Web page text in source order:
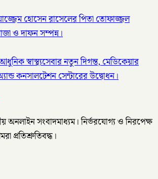
হোসেন রাসেলের পিতা তোফাজ্জল
ও দাফন সম্পন্ন।
স্বাস্থ্যসেবার নতুন দিগন্ত, মেডিকেয়ার
কনসালটেশন সেন্টারের উদ্বোধন।
অনলাইন সংবাদমাধ্যম। নির্ভরযোগ্য ও নিরপেক্ষ
প্রতিশ্রুতিবদ্ধ।